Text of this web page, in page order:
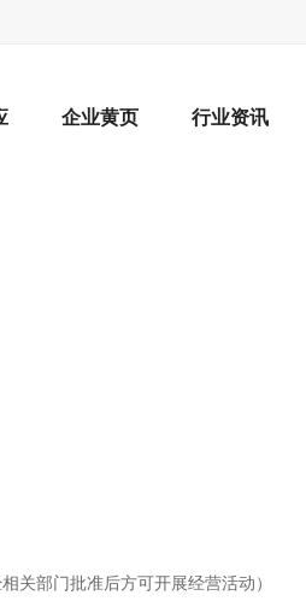
企业黄页 行业资讯
关部门批准后方可开展经营活动）